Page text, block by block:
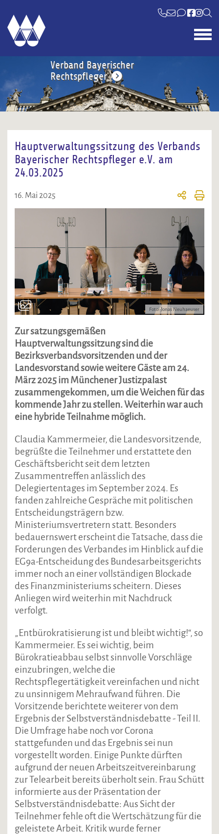
Verband Bayerischer
Rechtspfleger
Hauptverwaltungssitzung des Verbands
Bayerischer Rechtspfleger e.V. am
24.03.2025
16. Mai 2025
Foto: Jonas Neuhaeuser
Zur satzungsgemäßen
Hauptverwaltungssitzung sind die
Bezirksverbandsvorsitzenden und der
Landesvorstand sowie weitere Gäste am 24.
März 2025 im Münchener Justizpalast
zusammengekommen, um die Weichen für das
kommende Jahr zu stellen. Weiterhin war auch
eine hybride Teilnahme möglich.
Claudia Kammermeier, die Landesvorsitzende,
begrüßte die Teilnehmer und erstattete den
Geschäftsbericht seit dem letzten
Zusammentreffen anlässlich des
Delegiertentages im September 2024. Es
fanden zahlreiche Gespräche mit politischen
Entscheidungsträgern bzw.
Ministeriumsvertretern statt. Besonders
bedauernswert erscheint die Tatsache, dass die
Forderungen des Verbandes im Hinblick auf die
EG9a-Entscheidung des Bundesarbeitsgerichts
immer noch an einer vollständigen Blockade
des Finanzministeriums scheitern. Dieses
Anliegen wird weiterhin mit Nachdruck
verfolgt.
„Entbürokratisierung ist und bleibt wichtig!“, so
Kammermeier. Es sei wichtig, beim
Bürokratieabbau selbst sinnvolle Vorschläge
einzubringen, welche die
Rechtspflegertätigkeit vereinfachen und nicht
zu unsinnigem Mehraufwand führen. Die
Vorsitzende berichtete weiterer von dem
Ergebnis der Selbstverständnisdebatte - Teil II.
Die Umfrage habe noch vor Corona
stattgefunden und das Ergebnis sei nun
vorgestellt worden. Einige Punkte dürften
aufgrund der neuen Arbeitszeitvereinbarung
zur Telearbeit bereits überholt sein. Frau Schütt
informierte aus der Präsentation der
Selbstverständnisdebatte: Aus Sicht der
Teilnehmer fehle oft die Wertschätzung für die
geleistete Arbeit. Kritik wurde ferner